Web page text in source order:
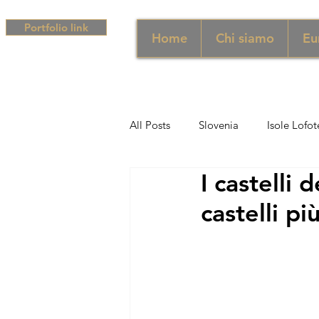
Portfolio link
Home Chi siamo
All Posts Slovenia Isole
Emirati
I castelli
castelli